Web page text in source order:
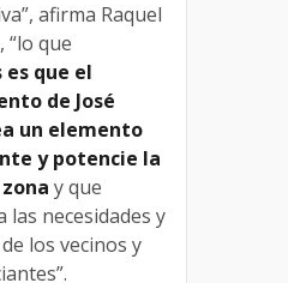
afirma Raquel
“lo que
que el
de José
un elemento
y potencie la
y que
las necesidades y
los vecinos y